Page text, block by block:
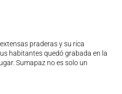
praderas y su rica
habitantes quedó grabada en la
Sumapaz no es solo un